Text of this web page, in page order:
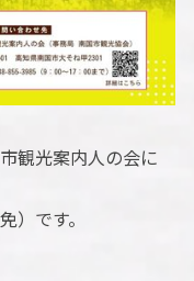
観光案内人の会に
）です。